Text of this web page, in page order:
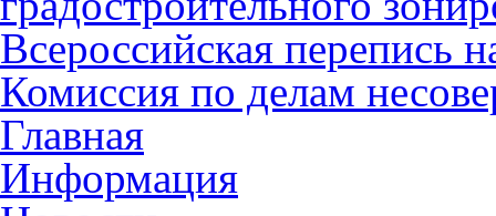
Всероссийская перепись
Комиссия по делам
Главная
Информация